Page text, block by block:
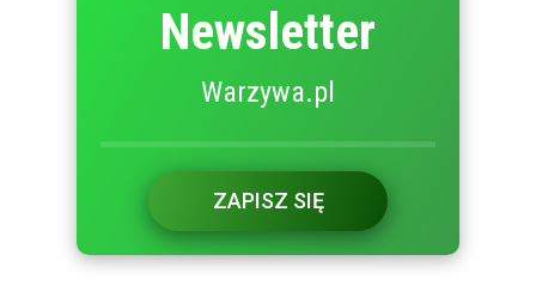
Newsletter
Warzywa.pl
ZAPISZ SIĘ